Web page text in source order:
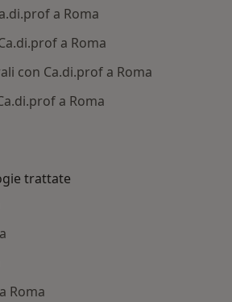
a Roma
a Roma
con Ca.di.prof a Roma
a Roma
trattate
Roma